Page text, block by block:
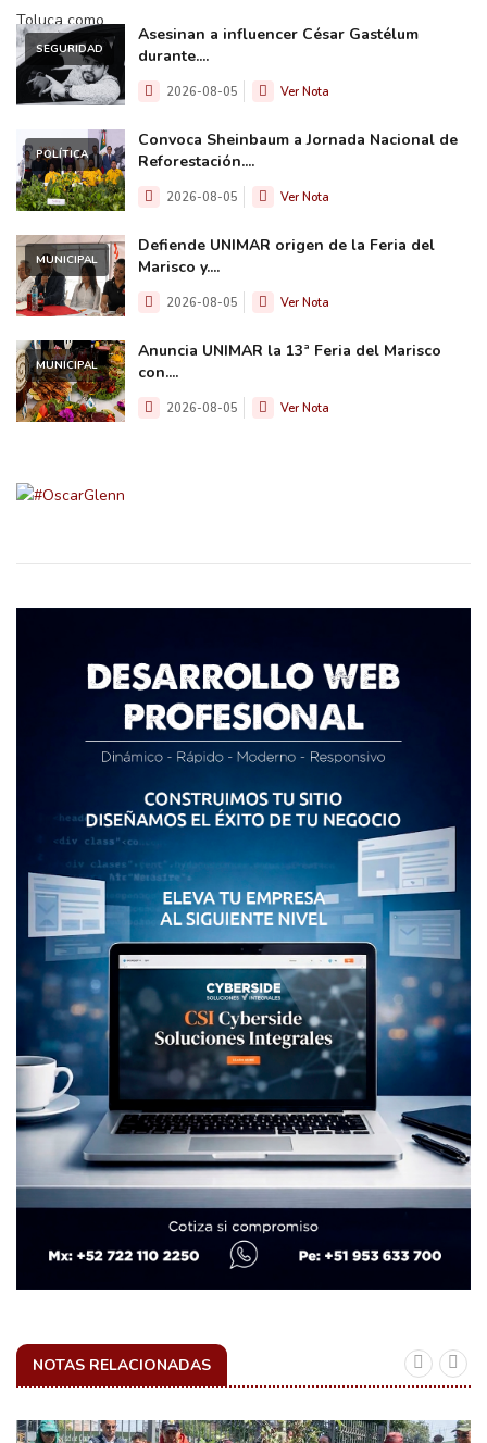
SEGURIDAD
Asesinan a influencer César Gastélum
durante....
2026-08-05 Ver Nota
POLÍTICA
Convoca Sheinbaum a Jornada Nacional de
Reforestación....
2026-08-05 Ver Nota
MUNICIPAL
Defiende UNIMAR origen de la Feria del
Marisco y....
2026-08-05 Ver Nota
MUNICIPAL
Anuncia UNIMAR la 13ª Feria del Marisco
con....
2026-08-05 Ver Nota
NOTAS RELACIONADAS